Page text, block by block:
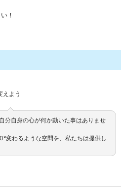
！
えよう
分自身の心が何か動いた事はありませ
変わるような空間を、私たちは提供し